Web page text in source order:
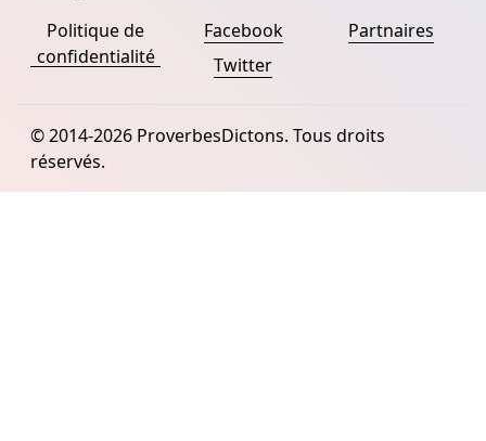
Politique de
confidentialité
Facebook
Twitter
Partnaires
© 2014-2026 ProverbesDictons. Tous droits
réservés.